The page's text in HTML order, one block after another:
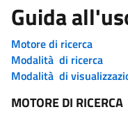
Guida
Motore di ricerca
Modalità di ricerca
Modalità di
MOTORE DI RICERCA